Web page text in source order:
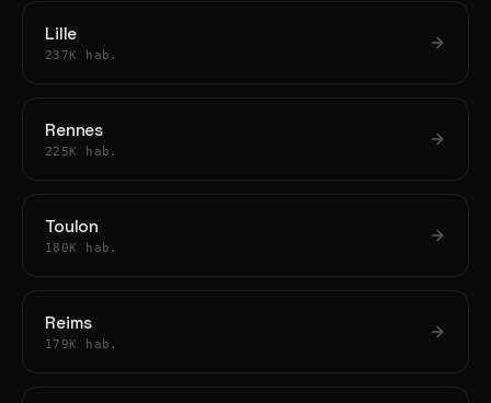
Lille
237K hab.
Rennes
225K hab.
Toulon
180K hab.
Reims
179K hab.